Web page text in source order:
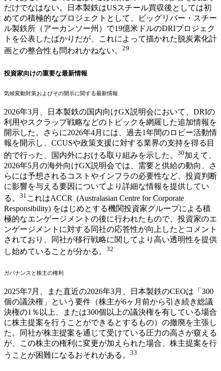
だけでなはない。日本製鉄はUSスチール買収後としては初
めての積極的なプロジェクトとして、ビッグリバー・スチー
ル製鉄所（アーカンソー州）で19億米ドルのDRIプロジェク
トを公表したばかりだが、これによって描かれた脱炭素化計
画との整合性も問われかねない。 29
投資家向けの重要な最新情報
気候変動対策およびその開示に関する最新情報
2026年3月、日本製鉄の国内向けGX説明会において、DRIの
利用やスクラップ戦略などのトピックを網羅した追加情報を
開示した。さらに2026年4月には、過去1年間のロビー活動情
報を開示し、CCUSや政策支援に対する業界の支持を得る目
的で行った、国内外における取り組みを示した。 30加えて、
2026年5月の海外向けGX説明会では、需要と供給の動向、さ
らには予想されるコストやインフラの必要性など、投資判断
に影響を与える要因についてより詳細な情報を提供してい
る。 31 これはACCR (Australasian Centre for Corporate
Responsibility) をはじめとする機関投資家グループによる積
極的なエンゲージメントの後に行われたもので、投資家のエ
ンゲージメントに対する同社の応答性が向上したとコメント
されており、同社が移行戦略に関してより高い透明性を提供
し始めていることが分かる。 32
ガバナンスと株主の権利
2025年7月、また直近の2026年3月、日本製鉄のCEOは「300
個の議決権」という要件（株主が6ヶ月前から引き続き総議
決権の1％以上、または300個以上の議決権を有している場合
に株主提案を行うことができるとするもの）の撤廃を主張し
た。同社が株主提案を通じて受けている圧力の高さが窺える
が、この株主の権利に変更が加えられた場合、株主提案を行
うことが困難になるおそれがある。 33